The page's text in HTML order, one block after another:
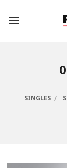
innholdet
SINGLES